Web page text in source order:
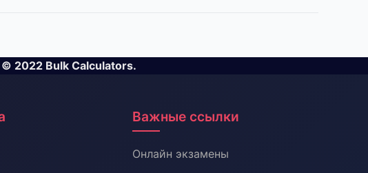
2022 Bulk Calculators.
Важные ссылки
Онлайн экзамены